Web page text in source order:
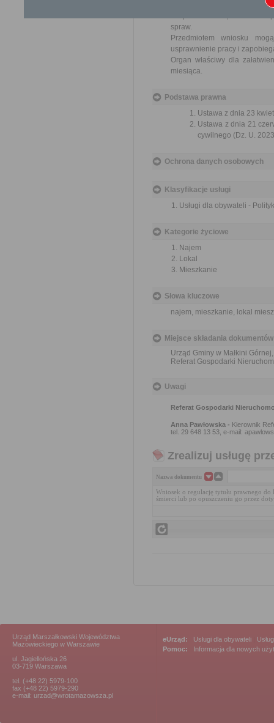
Przedmiotem skargi może
spraw.
Przedmiotem wniosku
usprawnienie pracy i
Organ właściwy dla
miesiąca.
Podstawa prawna
Ustawa z dnia 23
Ustawa z dnia 21
cywilnego (Dz. U.
Ochrona danych osobowych
Klasyfikacje usługi
Usługi dla obywateli -
Kategorie życiowe
Najem
Lokal
Mieszkanie
Słowa kluczowe
najem, mieszkanie, lokal
Miejsce składania dokumentów
Urząd Gminy w Małkini
Referat Gospodarki
Uwagi
Referat Gospodarki
Anna Pawłowska - Kierownik
tel. 29 648 13 53, e-mail:
Zrealizuj usługę
Nazwa dokumentu
Wniosek o regulację tytułu prawnego
śmierci lub po opuszczeniu go przez
Urząd Marszałkowski Województwa
Mazowieckiego w Warszawie
ul. Jagiellońska 26
03-719 Warszawa
tel. (+48 22) 5979-100
fax (+48 22) 5979-290
e-mail: urzad@wrotamazowsza.pl
eUrząd: Usługi dla obywateli
Pomoc:
Informacja dla nowych